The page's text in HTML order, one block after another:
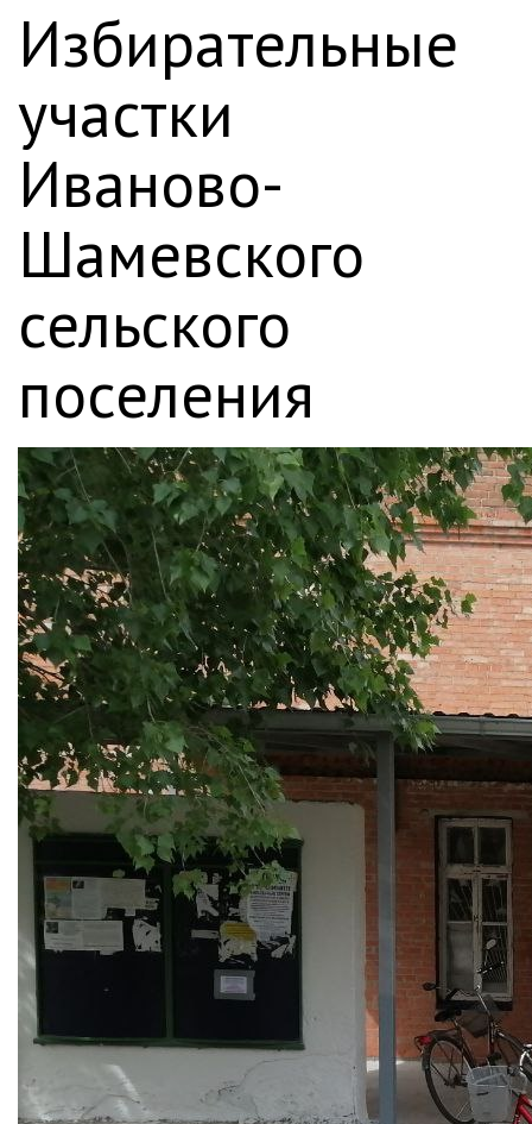
Избирательные
участки
Иваново-
Шамевского
сельского
поселения